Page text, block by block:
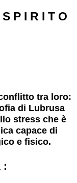
P I R I T O
tra loro:
di Lubrusa
stress che è
capace di
e fisico.
: